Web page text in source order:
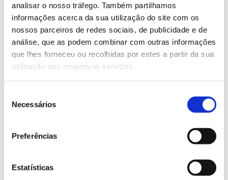
analisar o nosso tráfego. Também partilhamos
informações acerca da sua utilização do site com os
nossos parceiros de redes sociais, de publicidade e de
análise, que as podem combinar com outras informações
que lhes forneceu ou recolhidas por estes a partir da sua
utilização dos respetivos serviços.
Necessários
Preferências
Estatísticas
inks on materials such as metal, plastic, glass, or
ceramics, ensuring exceptional adhesion and
high durability. Screen printing is widely used in
control panels, front interfaces, membrane
keyboards, technical labels, and printed
electronic circuits, where the marking must
Beyond its robustness, screen printing offers
numerous functional and aesthetic possibilities:
, tactile
, or customized